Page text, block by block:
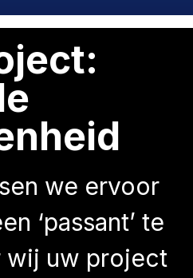
we ervoor
‘passant’ te
wij uw project